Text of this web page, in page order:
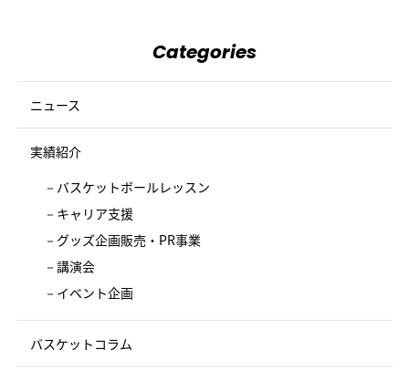
Categories
ニュース
実績紹介
バスケットボールレッスン
キャリア支援
グッズ企画販売・PR事業
講演会
イベント企画
バスケットコラム